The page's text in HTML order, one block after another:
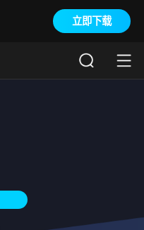
立即下载